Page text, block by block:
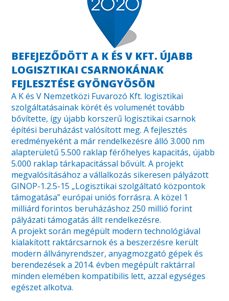
BEFEJEZŐDÖTT A K ÉS V KFT. ÚJABB
LOGISZTIKAI CSARNOKÁNAK
FEJLESZTÉSE GYÖNGYÖSÖN
A K és V Nemzetközi Fuvarozó Kft. logisztikai
szolgáltatásainak körét és volumenét tovább
bővítette, így újabb korszerű logisztikai csarnok
építési beruházást valósított meg. A fejlesztés
eredményeként a már rendelkezésre álló 3.000 nm
alapterületű 5.500 raklap férőhelyes kapacitás, újabb
5.000 raklap tárkapacitással bővült. A projekt
megvalósításához a vállalkozás sikeresen pályázott
GINOP-1.2.5-15 „Logisztikai szolgáltató központok
támogatása” európai uniós forrásra. A közel 1
milliárd forintos beruházáshoz 250 millió forint
pályázati támogatás állt rendelkezésre.
A projekt során megépült modern technológiával
kialakított raktárcsarnok és a beszerzésre került
modern állványrendszer, anyagmozgató gépek és
berendezések a 2014. évben megépült raktárral
minden elemében kompatibilis lett, azzal egységes
egészet alkotva.